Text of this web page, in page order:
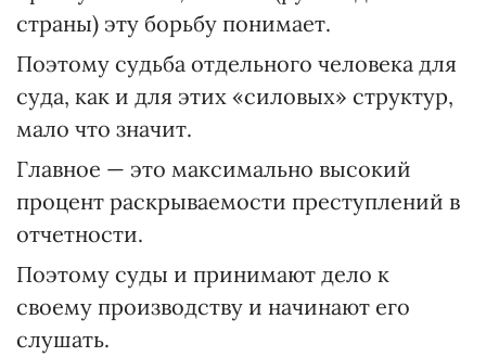
страны) эту борьбу понимает.
Поэтому судьба отдельного человека для
суда, как и для этих «силовых» структур,
мало что значит.
Главное — это максимально высокий
процент раскрываемости преступлений в
отчетности.
Поэтому суды и принимают дело к
своему производству и начинают его
слушать.